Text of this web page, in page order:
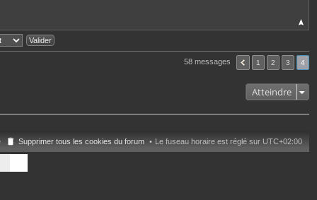
58 messages 1 2 3 4
Atteindre
Le fuseau horaire est réglé sur UTC+02:00
Supprimer tous les cookies du forum